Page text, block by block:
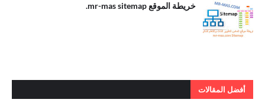
.خريطة الموقع
mr-mas
sitemap
خريطة الموقع mr-mas sitemap.
أفضل المقالات